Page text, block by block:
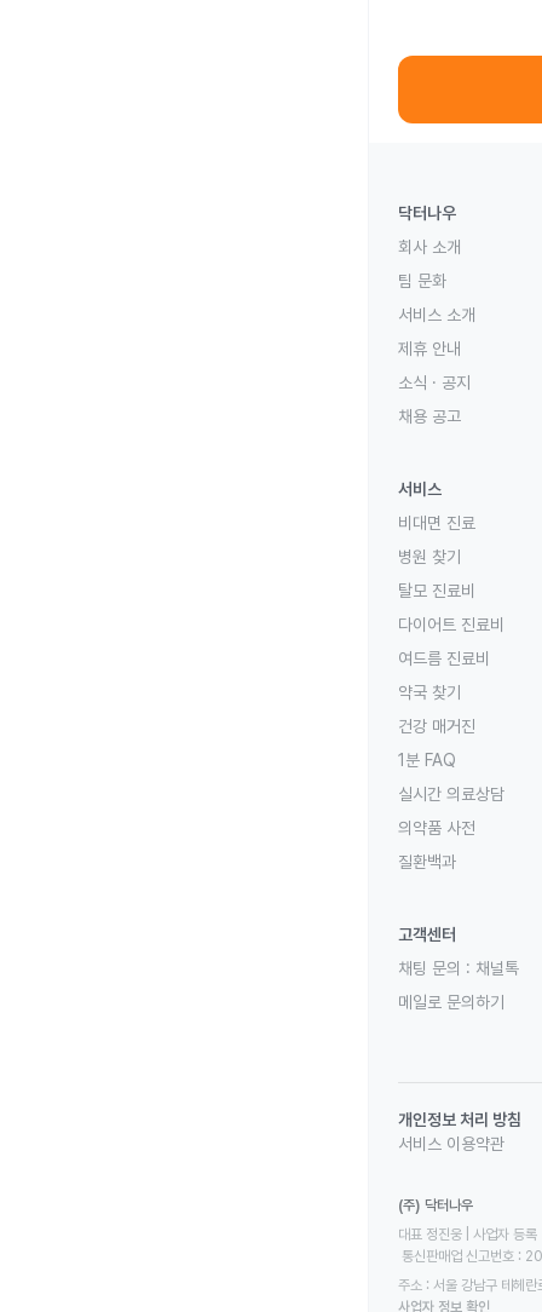
닥터나우
회사 소개
팀 문화
서비스 소개
제휴 안내
소식 · 공지
채용 공고
서비스
비대면 진료
병원 찾기
탈모 진료비
다이어트 진료비
여드름 진료비
약국 찾기
건강 매거진
1분 FAQ
실시간 의료상담
의약품 사전
질환백과
고객센터
채팅 문의 : 채널톡
메일로 문의하기
개인정보 처리 방침
서비스 이용약관
(주) 닥터나우
대표 정진웅 | 사업자
통신판매업 신고번호
주소 : 서울 강남구 테헤
사업자 정보 확인